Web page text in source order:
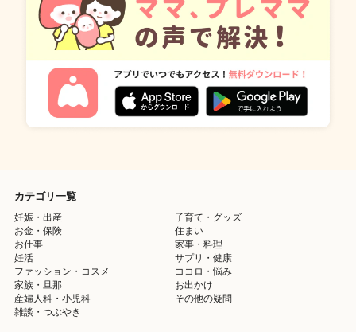
カテゴリ一覧
妊娠・出産
子育て・グッズ
お金・保険
住まい
お仕事
家事・料理
妊活
サプリ・健康
ファッション・コスメ
ココロ・悩み
家族・旦那
お出かけ
産婦人科・小児科
その他の疑問
雑談・つぶやき